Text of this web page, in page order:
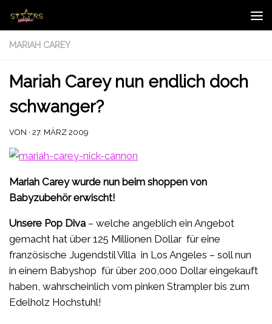
Zum Inhalt springen
MARIAH CAREY
Mariah Carey nun endlich doch
schwanger?
VON · 27. MÄRZ 2009
Mariah Carey wurde nun beim shoppen von
Babyzubehör erwischt!
Unsere Pop Diva – welche angeblich ein Angebot
gemacht hat über 125 Millionen Dollar für eine
französische Jugendstil Villa in Los Angeles – soll nun
in einem Babyshop für über 200,000 Dollar eingekauft
haben, wahrscheinlich vom pinken Strampler bis zum
Edelholz Hochstuhl!